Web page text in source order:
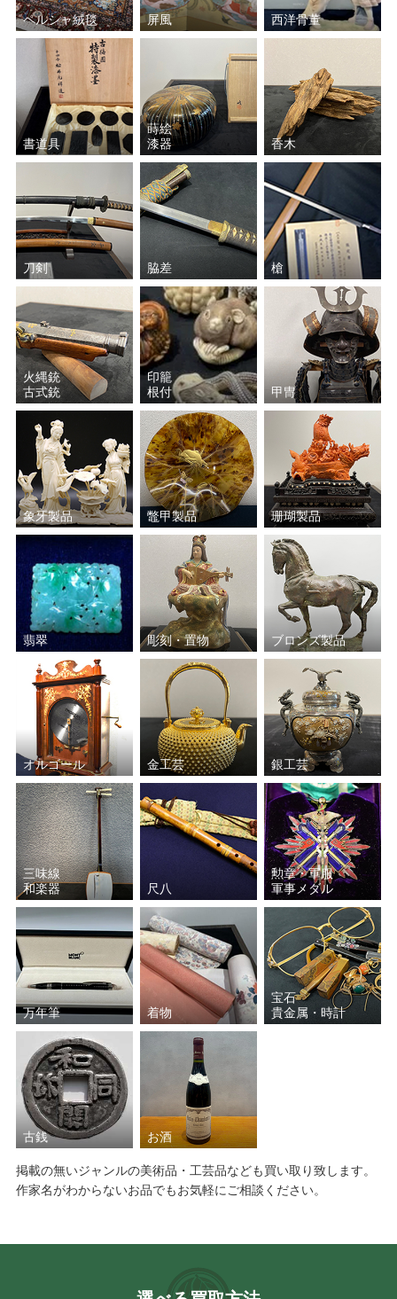
正岡 子規 松花堂 昭乗
東山 魁夷 金澤 翔子
福田 平八郎 中島 潔
大山 忠作 小野 竹喬
池田 遙邨
鏑木 清方 平山 郁夫
志村 立美 山川 秀峰
富永 青鱗 伊東 深水
速水 御舟 菱田 春草
北野 恒富 酒井 抱一
奥村 土牛 篠田 桃紅
橋本 雅邦 富岡 鉄斎
福井 江太郎 片岡 球子
伊藤 若冲 田能村 直入
中島 千波 川合 玉堂
横山 大観 竹内 栖鳳
ペルシャ絨毯 屏風 西洋骨董
書道具
蒔絵
漆器
香木
刀剣 脇差 槍
火縄銃
古式銃
印籠
根付
甲冑
象牙製品 鼈甲製品 珊瑚製品
翡翠 彫刻・置物 ブロンズ製品
オルゴール 金工芸 銀工芸
三味線
和楽器
尺八
勲章・軍服
軍事メダル
万年筆 着物
宝石
貴金属・時計
古銭 お酒
掲載の無いジャンルの美術品・工芸品なども買い取り致します。
作家名がわからないお品でもお気軽にご相談ください。